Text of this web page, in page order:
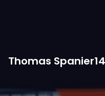
Thomas Spanier